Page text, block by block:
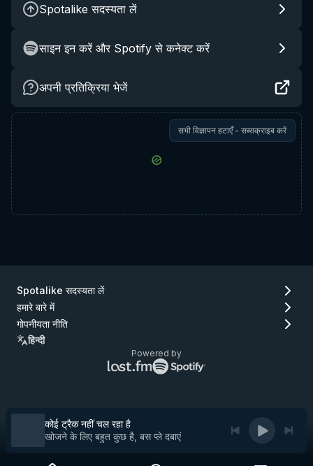
Spotalike सदस्यता लें
साइन इन करें और Spotify से कनेक्ट करें
अपनी प्रतिक्रिया भेजें
सभी विज्ञापन हटाएँ - सब्सक्राइब करें
Spotalike सदस्यता लें
हमारे बारे में
गोपनीयता नीति
हिन्दी
Powered by
Lastfm
लोगो
कोई ट्रैक नहीं चल रहा है
खोजने के लिए बहुत कुछ है, बस प्ले दबाएं